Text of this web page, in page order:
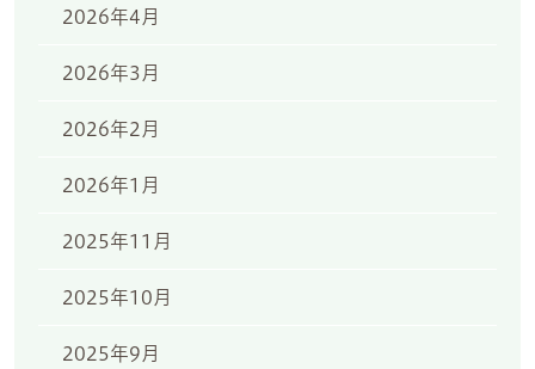
2026年4月
2026年3月
2026年2月
2026年1月
2025年11月
2025年10月
2025年9月